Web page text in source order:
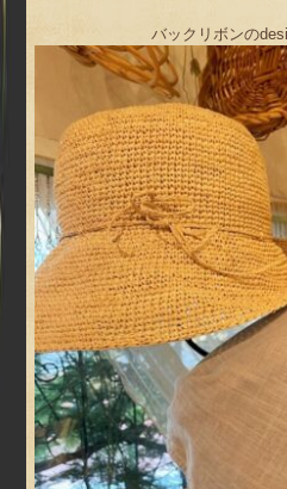
バックリボンの